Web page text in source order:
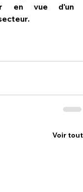
en vue d'un
Voir tout